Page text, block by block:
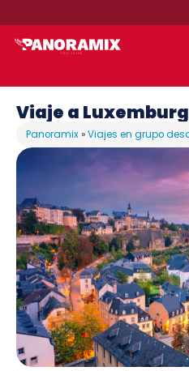
Viaje a
Panoramix»Viajes en grupo